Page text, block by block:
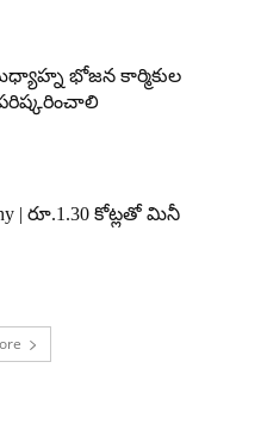
భోజన కార్మికుల
| రూ.1.30 కోట్లతో మినీ